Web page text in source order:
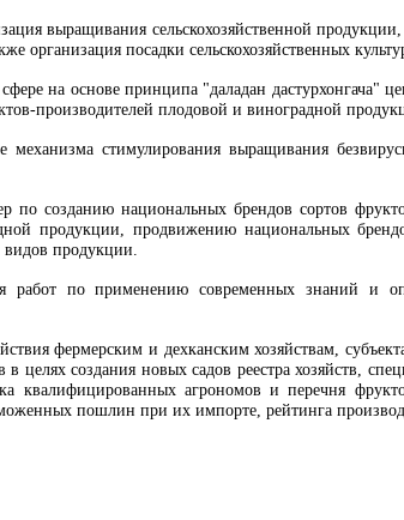
выращивания сельскохозяйственной
организация посадки сельскохозяйственных
на основе принципа "даладан дастурхонгача"
производителей плодовой и виноградной
механизма стимулирования выращивания
по созданию национальных брендов сортов
продукции, продвижению национальных
видов продукции.
работ по применению современных знаний и
фермерским и дехканским хозяйствам,
в целях создания новых садов реестра хозяйств,
квалифицированных агрономов и перечня
пошлин при их импорте, рейтинга